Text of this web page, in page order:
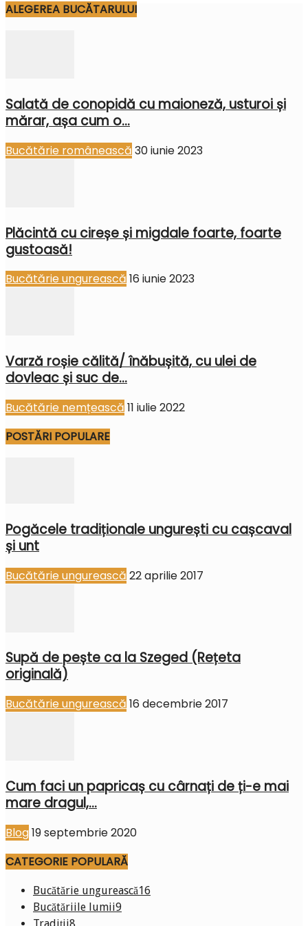
ALEGEREA BUCĂTARULUI
Salată de conopidă cu maioneză, usturoi și
mărar, așa cum o...
Bucătărie românească 30 iunie 2023
Plăcintă cu cireșe și migdale foarte, foarte
gustoasă!
Bucătărie ungurească 16 iunie 2023
Varză roșie călită/ înăbușită, cu ulei de
dovleac și suc de...
Bucătărie nemțească 11 iulie 2022
POSTĂRI POPULARE
Pogăcele tradiționale ungurești cu cașcaval
și unt
Bucătărie ungurească 22 aprilie 2017
Supă de pește ca la Szeged (Rețeta
originală)
Bucătărie ungurească 16 decembrie 2017
Cum faci un papricaș cu cârnați de ți-e mai
mare dragul,...
Blog19 septembrie 2020
CATEGORIE POPULARĂ
Bucătărie ungurească16
Bucătăriile lumii9